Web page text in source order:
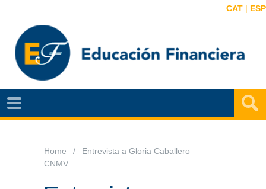
CAT | ESP
NOTÍCIAS
Home
Entrevista a Gloria Caballero –
CNMV